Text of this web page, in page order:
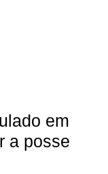
em
a posse